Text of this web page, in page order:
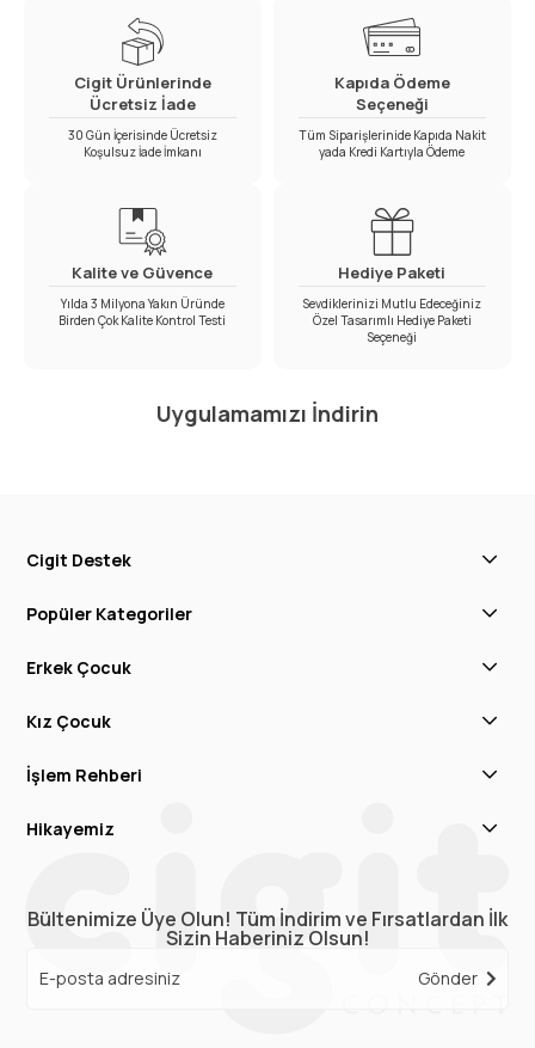
Cigit Ürünlerinde
Ücretsiz İade
30 Gün İçerisinde Ücretsiz
Koşulsuz İade İmkanı
Kapıda Ödeme
Seçeneği
Tüm Siparişlerinide Kapıda Nakit
yada Kredi Kartıyla Ödeme
Kalite ve Güvence
Yılda 3 Milyona Yakın Üründe
Birden Çok Kalite Kontrol Testi
Hediye Paketi
Sevdiklerinizi Mutlu Edeceğiniz
Özel Tasarımlı Hediye Paketi
Seçeneği
Uygulamamızı İndirin
Cigit Destek
Popüler Kategoriler
Erkek Çocuk
Kız Çocuk
İşlem Rehberi
Hikayemiz
Bültenimize Üye Olun! Tüm İndirim ve Fırsatlardan İlk
Sizin Haberiniz Olsun!
Gönder